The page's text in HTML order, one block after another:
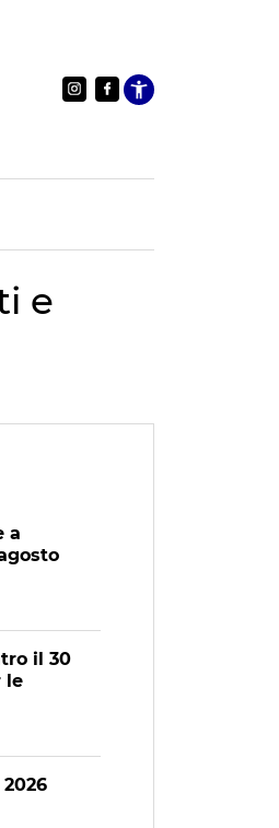
Apri le
e
a
il 30
le